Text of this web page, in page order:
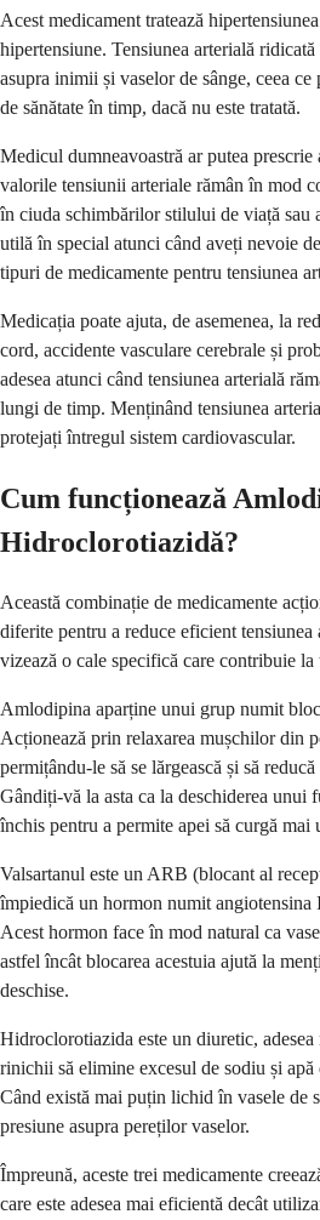
Acest medicament tratează
hipertensiune. Tensiunea arterială
asupra inimii și vaselor de sânge, ceea
de sănătate în timp, dacă nu este tratată.
Medicul dumneavoastră ar putea prescrie
valorile tensiunii arteriale rămân în mod
în ciuda schimbărilor stilului de viață sau
utilă în special atunci când aveți nevoie
tipuri de medicamente pentru tensiunea
Medicația poate ajuta, de asemenea, la
cord, accidente vasculare cerebrale și
adesea atunci când tensiunea arterială
lungi de timp. Menținând tensiunea
protejați întregul sistem cardiovascular.
Cum funcționează
Hidroclorotiazidă?
Această combinație de medicamente
diferite pentru a reduce eficient tensiunea
vizează o cale specifică care contribuie la
Amlodipina aparține unui grup numit
Acționează prin relaxarea mușchilor din
permițându-le să se lărgească și să
Gândiți-vă la asta ca la deschiderea unui
închis pentru a permite apei să curgă mai
Valsartanul este un ARB (blocant al
împiedică un hormon numit angiotensina
Acest hormon face în mod natural ca
astfel încât blocarea acestuia ajută la
deschise.
Hidroclorotiazida este un diuretic,
rinichii să elimine excesul de sodiu și
Când există mai puțin lichid în vasele de
presiune asupra pereților vaselor.
Împreună, aceste trei medicamente
care este adesea mai eficientă decât